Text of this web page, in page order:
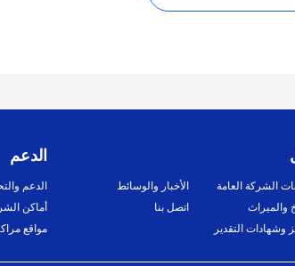
الشركة العامة
والميراث
وشهادات التقدير
الأخبار والوسائط
اتصل بنا
الدعم
الدعم
أماكن
مواقع